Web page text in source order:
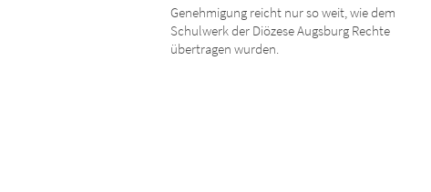
Genehmigung reicht nur so weit, wie dem
Schulwerk der Diözese Augsburg Rechte
übertragen wurden.